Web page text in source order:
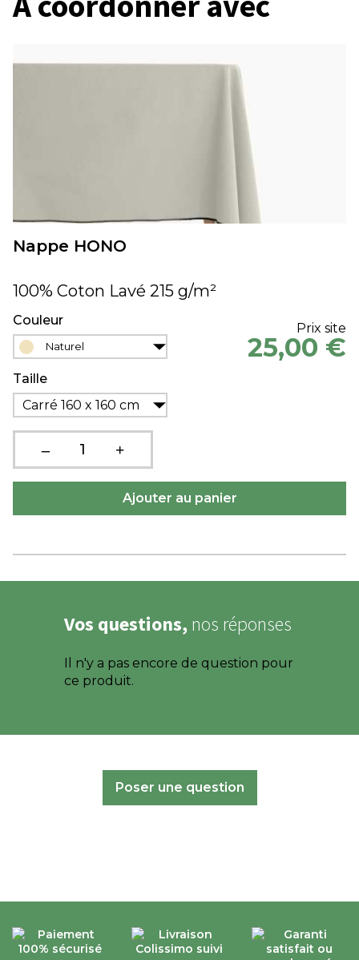
Nappe HONO
100% Coton Lavé 215 g/m²
Couleur
Naturel
Taille
Carré 160 x 160 cm
Prix site
25,00 €
Vos questions, nos réponses
Il n'y a pas encore de question pour
ce produit.
Poser une question